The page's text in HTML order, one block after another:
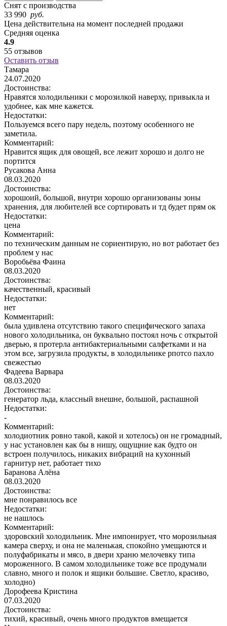
Снят с производства
33 990 руб.
Цена действительна на момент последней продажи
Средняя оценка
4.9
55 отзывов
Оставить отзыв
Тамара
24.07.2020
Достоинства:
Нравятся холодильники с морозилкой наверху, привыкла и
удобнее, как мне кажется.
Недостатки:
Пользуемся всего пару недель, поэтому особенного не
заметила.
Комментарий:
Нравится ящик для овощей, все лежит хорошо и долго не
портится
Русакова Анна
08.03.2020
Достоинства:
хорошоий, большой, внутри хорошо организованы зоны
хранения, для любителей все сортировать и тд будет прям ок
Недостатки:
цена
Комментарий:
по техническим данным не сориентирую, но вот работает без
проблем у нас
Воробьёва Фаина
08.03.2020
Достоинства:
качественный, красивый
Недостатки:
нет
Комментарий:
была удивлена отсутствию такого специфического запаха
нового холодильника, он буквально постоял ночь с открытой
дверью, я протерла антибактериальными салфетками и на
этом все, загрузила продукты, в холодильнике рпотсо пахло
свежестью
Фадеева Варвара
08.03.2020
Достоинства:
генератор льда, классный внешне, большой, распашной
Недостатки:
-
Комментарий:
холодиотник ровно такой, какой и хотелось) он не громадный,
у нас установлен как бы в нишу, ощущние как будто он
встроен получилось, никаких вибраций на кухонный
гарнитур нет, работает тихо
Баранова Алёна
08.03.2020
Достоинства:
мне понравилось все
Недостатки:
не нашлось
Комментарий:
здоровский холодильник. Мне импонирует, что морозильная
камера сверху, и она не маленькая, спокойно умещаются и
полуфабрикаты и мясо, в двери храню мелочевку типа
мороженного. В самом холодильнике тоже все продумали
славно, много и полок и ящики большие. Светло, красиво,
холодно)
Дорофеева Кристина
07.03.2020
Достоинства:
тихий, красивый, очень много продуктов вмещается